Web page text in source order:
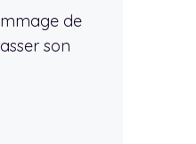
de
son